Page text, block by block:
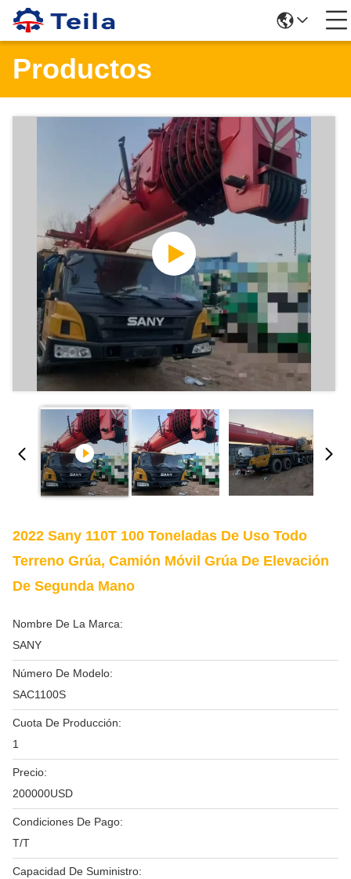
Productos
2022 Sany 110T 100 Toneladas De Uso Todo
Terreno Grúa, Camión Móvil Grúa De Elevación
De Segunda Mano
Nombre De La Marca:
SANY
Número De Modelo:
SAC1100S
Cuota De Producción:
1
Precio:
200000USD
Condiciones De Pago:
T/T
Capacidad De Suministro: